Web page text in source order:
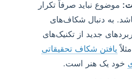
موضوع نباید صرفاً تکرار
به دنبال شکاف‌های
جدید از تکنیک‌های
یافتن شکاف تحقیقاتی
خود یک هنر است.